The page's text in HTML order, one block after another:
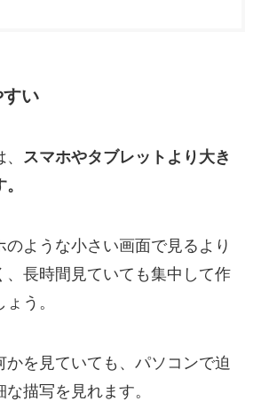
い
スマホやタブレットより大き
のような小さい画面で見るより
、長時間見ていても集中して作
う。
かを見ていても、パソコンで迫
描写を見れます。